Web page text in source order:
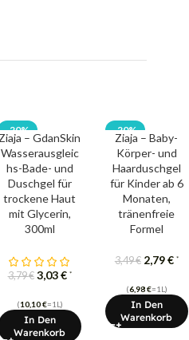
-20%
– GdanSkin
Wasserausgleic
hs-Bade- und
Duschgel für
trockene Haut
mit Glycerin,
300ml
3,79€ 3,03€ *
(10,10€=1L)
In Den
Warenkorb
-20%
Ziaja – Baby-
Körper- und
Haarduschgel
für Kinder ab 6
Monaten,
tränenfreie
Formel
3,49€ 2,79€ *
(6,98€=1L)
In Den
Warenkorb